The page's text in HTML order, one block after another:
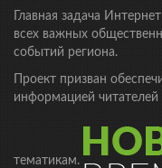
Главная задача
всех важных
событий региона.
Проект призван
информацией
тематикам.